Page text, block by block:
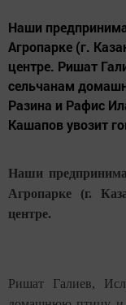
Наши
Агропарке (г.
центре. Ришат
сельчанам
Разина и Рафис
Кашапов увозит
Наши
Агропарке (г.
центре.
Ришат Галиев,